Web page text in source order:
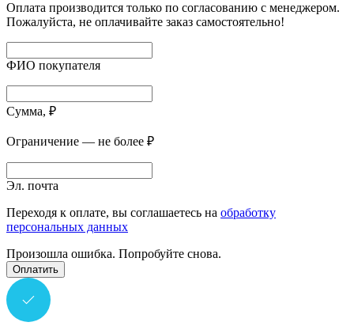
Оплата производится только по согласованию с менеджером.
Пожалуйста, не оплачивайте заказ самостоятельно!
ФИО покупателя
Сумма, ₽
Ограничение — не более ₽
Эл. почта
Переходя к оплате, вы соглашаетесь на обработку
персональных данных
Произошла ошибка. Попробуйте снова.
Оплатить